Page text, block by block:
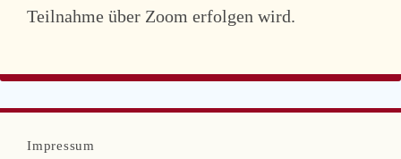
Teilnahme über Zoom erfolgen wird.
N
Impressum